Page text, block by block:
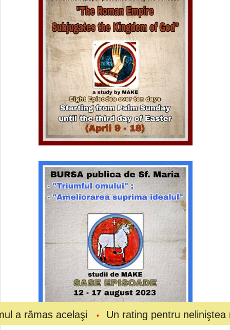
acelaşi Un rating pentru neliniştea noastră